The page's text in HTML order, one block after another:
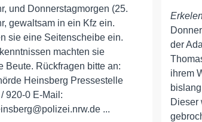
und Donnerstagmorgen (25.
gewaltsam in ein Kfz ein.
sie eine Seitenscheibe ein.
machten sie
Beute. Rückfragen bitte an:
Heinsberg Pressestelle
920-0 E-Mail:
...
der
ihrem
Dieser